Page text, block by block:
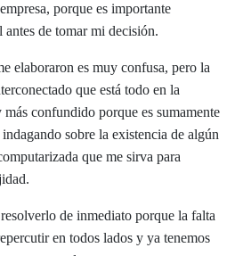
porque es importante
de tomar mi decisión.
elaboraron es muy confusa, pero la
que está todo en la
más confundido porque es sumamente
sobre la existencia de algún
que me sirva para
de inmediato porque la falta
en todos lados y ya tenemos